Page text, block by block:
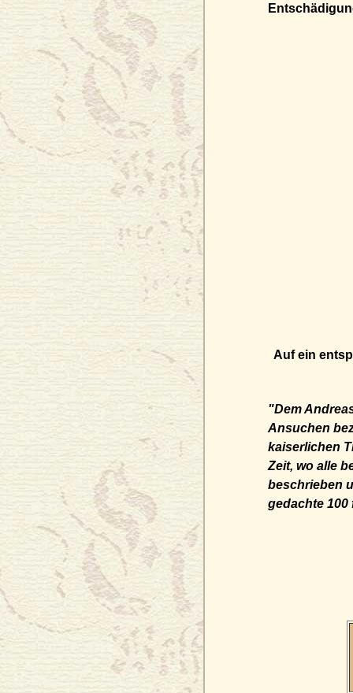
Auf ein
"Dem
Ansuchen
kaiserlichen
Zeit, wo alle
beschrieben
gedachte 100